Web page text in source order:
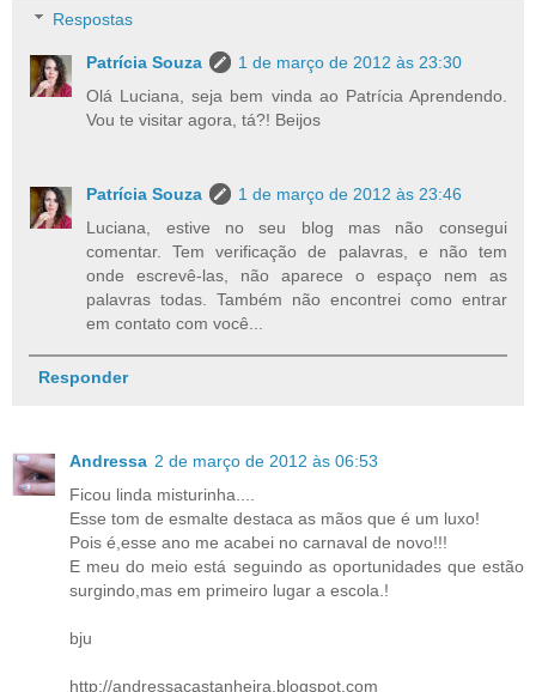
Respostas
Patrícia Souza
1 de março de 2012 às 23:30
Olá Luciana, seja bem vinda ao Patrícia Aprendendo.
Vou te visitar agora, tá?! Beijos
Patrícia Souza
1 de março de 2012 às 23:46
Luciana, estive no seu blog mas não consegui
comentar. Tem verificação de palavras, e não tem
onde escrevê-las, não aparece o espaço nem as
palavras todas. Também não encontrei como entrar
em contato com você...
Responder
Andressa 2 de março de 2012 às 06:53
Ficou linda misturinha....
Esse tom de esmalte destaca as mãos que é um luxo!
Pois é,esse ano me acabei no carnaval de novo!!!
E meu do meio está seguindo as oportunidades que estão
surgindo,mas em primeiro lugar a escola.!
bju
http://andressacastanheira.blogspot.com